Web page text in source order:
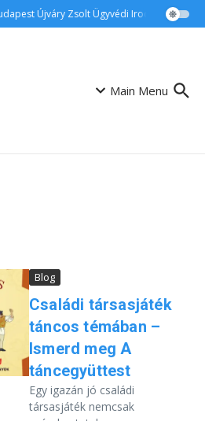
Újváry Zsolt Ügyvédi Iroda
Main Menu
Blog
Családi társasjáték
táncos témában –
Ismerd meg A
táncegyüttest
Egy igazán jó családi
társasjáték nemcsak